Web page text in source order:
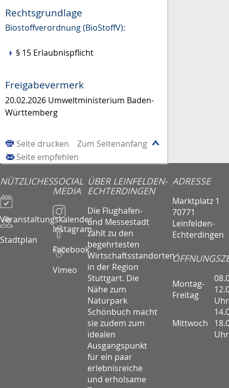
Rechtsgrundlage
Biostoffverordnung (BioStoffV):
§ 15 Erlaubnispflicht
Freigabevermerk
20.02.2026 Umweltministerium Baden-
Württemberg
Zum Seitenanfang
Seite drucken
Seite empfehlen
NÜTZLICHES
Veranstaltungskalender
Stadtplan
SOCIAL
MEDIA
Instagram
Facebook
Vimeo
ÜBER LEINFELDEN-
ECHTERDINGEN
Die Flughafen-
und Messestadt
zählt zu den
begehrtesten
Wirtschaftsstandorten
in der Region
Stuttgart. Die
Nähe zum
Naturpark
Schönbuch macht
sie zudem zum
idealen
Ausgangspunkt
für ein paar
erlebnisreiche
und erholsame
ADRESSE
Marktplatz 1
70771
Leinfelden-
Echterdingen
Montag-
Freitag
Uhr
Mittwoch
Uhr